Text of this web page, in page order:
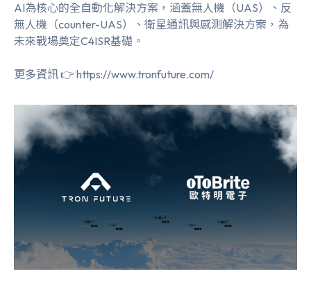
AI為核心的全自動化解決方案，涵蓋無人機（UAS）、反
無人機（counter-UAS）、衛星通訊與感測解決方案，為
未來戰場奠定C4ISR基礎。
更多資訊 👉 https://www.tronfuture.com/